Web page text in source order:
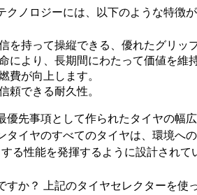
クノロジーには、以下のような特徴
を持って操縦できる、優れたグリッ
により、長期間にわたって価値を維
費が向上します。
頼できる耐久性。
優先事項として作られたタイヤの幅
タイヤのすべてのタイヤは、環境へ
る性能を発揮するように設計されて
すか？
上記のタイヤセレクターを使